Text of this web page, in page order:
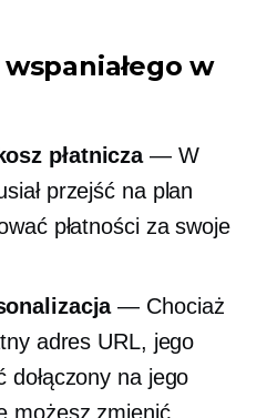
w
płatnicza— W
przejść na plan
płatności za swoje
— Chociaż
adres URL, jego
dołączony na jego
możesz zmienić